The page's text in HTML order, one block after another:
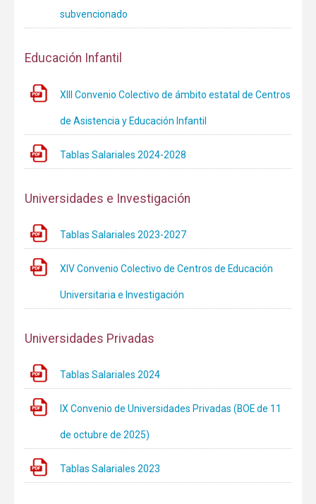
subvencionado
Educación Infantil
XIII Convenio Colectivo de ámbito estatal de Centros
de Asistencia y Educación Infantil
Tablas Salariales 2024-2028
Universidades e Investigación
Tablas Salariales 2023-2027
XIV Convenio Colectivo de Centros de Educación
Universitaria e Investigación
Universidades Privadas
Tablas Salariales 2024
IX Convenio de Universidades Privadas (BOE de 11
de octubre de 2025)
Tablas Salariales 2023